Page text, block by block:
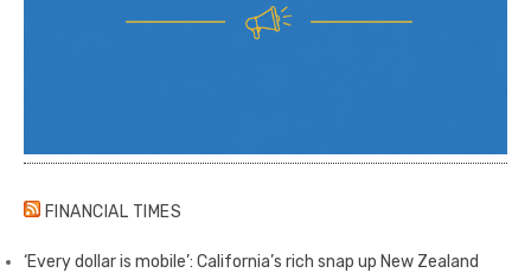
FINANCIAL TIMES
‘Every dollar is mobile’: California’s rich snap up New Zealand